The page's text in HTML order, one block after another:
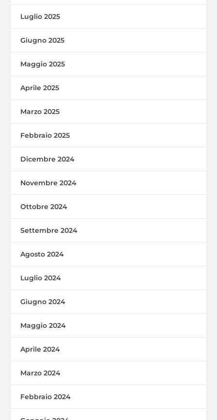
Luglio 2025
Giugno 2025
Maggio 2025
Aprile 2025
Marzo 2025
Febbraio 2025
Dicembre 2024
Novembre 2024
Ottobre 2024
Settembre 2024
Agosto 2024
Luglio 2024
Giugno 2024
Maggio 2024
Aprile 2024
Marzo 2024
Febbraio 2024